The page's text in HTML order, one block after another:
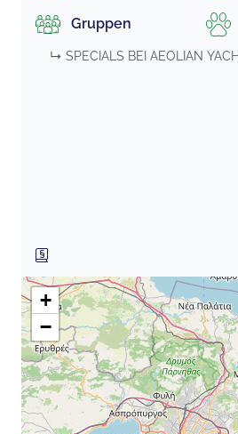
Gruppen
↳ SPECIALS BEI AEOLIAN
+
−